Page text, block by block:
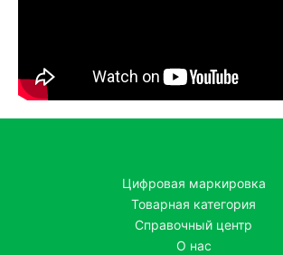
Цифровая маркировка
Товарная категория
Справочный центр
О нас